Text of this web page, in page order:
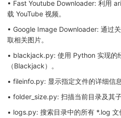
• Fast Youtube Downloader: 利用
载 YouTube 视频。
• Google Image Downloader: 通过
取相关图片。
• blackjack.py: 使用 Python 实现的
（Blackjack）。
• fileinfo.py: 显示指定文件的详细信息
• folder_size.py: 扫描当前目录及其
• logs.py: 搜索目录中的所有 *.log